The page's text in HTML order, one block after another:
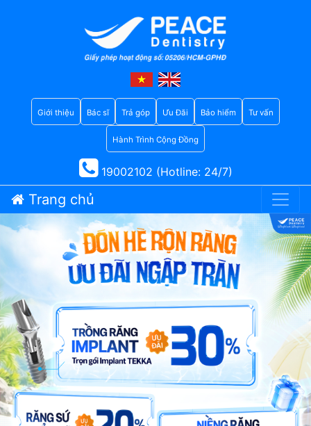
Giới thiệu Bác sĩ Trả góp Ưu Đãi Bảo hiểm Tư vấn
Hành Trình Cộng Đồng
19002102 (Hotline: 24/7)
Trang chủ